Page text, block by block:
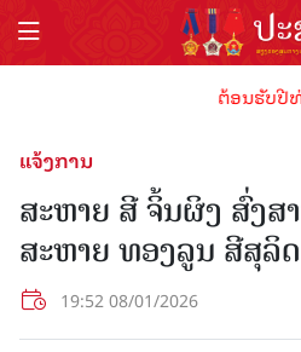
ຕ້ອນຮັບປີທ່
ແຈ້ງການ
ສະຫາຍ ສີ ຈິ້ນຜິງ ສົ່ງສ
ສະຫາຍ ທອງລູນ ສີສຸລິດ
19:52 08/01/2026